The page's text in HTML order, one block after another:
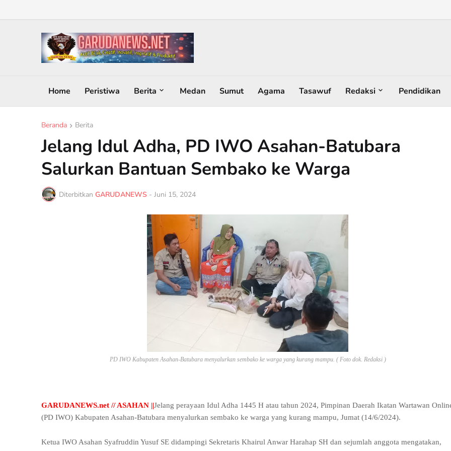
Home Peristiwa Berita Medan Sumut Agama Tasawuf Redaksi Pendidikan
Beranda Berita
Jelang Idul Adha, PD IWO Asahan-Batubara
Salurkan Bantuan Sembako ke Warga
Diterbitkan GARUDANEWS - Juni 15, 2024
PD IWO Kabupaten Asahan-Batubara menyalurkan sembako ke warga yang kurang mampu. ( Foto dok. Redaksi )
GARUDANEWS.net // ASAHAN ||Jelang perayaan Idul Adha 1445 H atau tahun 2024, Pimpinan Daerah Ikatan Wartawan
(PD IWO) Kabupaten Asahan-Batubara menyalurkan sembako ke warga yang kurang mampu, Jumat (14/6/2024).
Ketua IWO Asahan Syafruddin Yusuf SE didampingi Sekretaris Khairul Anwar Harahap SH dan sejumlah anggota mengatakan,